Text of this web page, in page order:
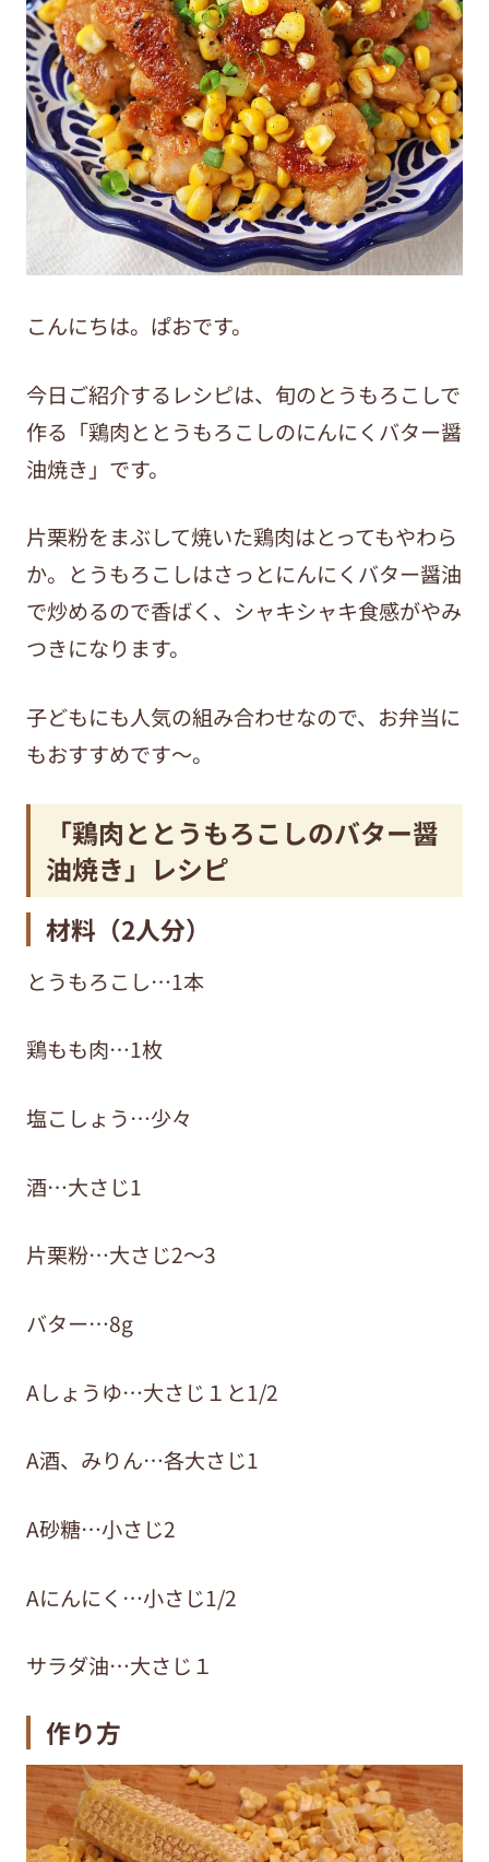
こんにちは。ぱおです。
今日ご紹介するレシピは、旬のとうもろこしで
作る「鶏肉ととうもろこしのにんにくバター醤
油焼き」です。
片栗粉をまぶして焼いた鶏肉はとってもやわら
か。とうもろこしはさっとにんにくバター醤油
で炒めるので香ばく、シャキシャキ食感がやみ
つきになります。
子どもにも人気の組み合わせなので、お弁当に
もおすすめです～。
「鶏肉ととうもろこしのバター醤
油焼き」レシピ
材料（2人分）
とうもろこし…1本
鶏もも肉…1枚
塩こしょう…少々
酒…大さじ1
片栗粉…大さじ2～3
バター…8g
Aしょうゆ…大さじ１と1/2
A酒、みりん…各大さじ1
A砂糖…小さじ2
Aにんにく…小さじ1/2
サラダ油…大さじ１
作り方